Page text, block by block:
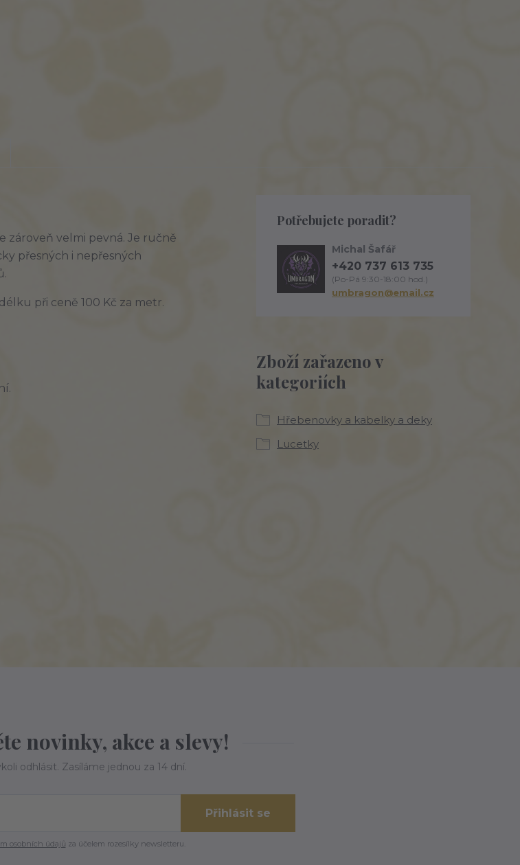
zároveň velmi pevná. Je ručně
přesných i nepřesných
při ceně 100 Kč za metr.
Zboží zařazeno v
kategoriích
Hřebenovky a kabelky a deky
Lucetky
Potřebujete poradit?
Michal Šafář
+420 737 613 735
(Po-Pá 9:30-18:00 hod.)
umbragon@email.cz
novinky, akce a slevy!
odhlásit. Zasíláme jednou za 14 dní.
Přihlásit se
osobních údajů za účelem rozesílky newsletteru.